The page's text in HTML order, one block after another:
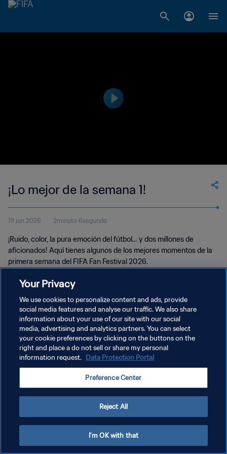
¡Lo mejor de la semana 1!
19 jun 2026 2minuto 6segundo
¡Ruido, color, la pura emoción del fútbol… y dos millones de
aficionados! Aquí tienes algunos de los mejores momentos de la
primera semana del FIFA Fan Festival 2026.
POLÍTICA DE PRIVACIDAD
TÉRMINOS DE SERVICIO
AJUSTAR LA CONFIGURACIÓN DE LAS COOKIES
Copyright © 1994 - 2026 FIFA. Todos los derechos reservados.
Your Privacy
We use cookies to personalize content and ads, provide
social media features and analyse our traffic. We also share
information about your use of our site with our social
media, advertising and analytics partners. You can select
your cookie preferences by clicking on the buttons on the
right and place a do not sell or share my personal
information request. Data Protection Portal
Preference Center
Reject All
I'm OK with that